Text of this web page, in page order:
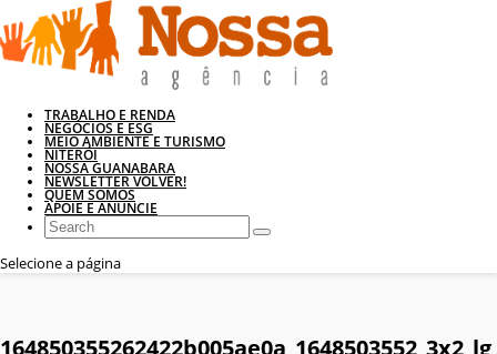
TRABALHO E RENDA
NEGÓCIOS E ESG
MEIO AMBIENTE E TURISMO
NITERÓI
NOSSA GUANABARA
NEWSLETTER VOLVER!
QUEM SOMOS
APOIE E ANUNCIE
Selecione a página
164850355262422b005ae0a_1648503552_3x2_lg